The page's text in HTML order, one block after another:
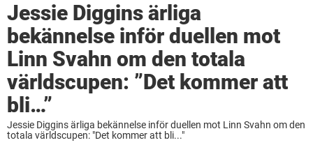
Jessie Diggins ärliga
bekännelse inför duellen mot
Linn Svahn om den totala
världscupen: ”Det kommer att
bli…”
Jessie Diggins ärliga bekännelse inför duellen mot Linn Svahn om den
totala världscupen: "Det kommer att bli..."